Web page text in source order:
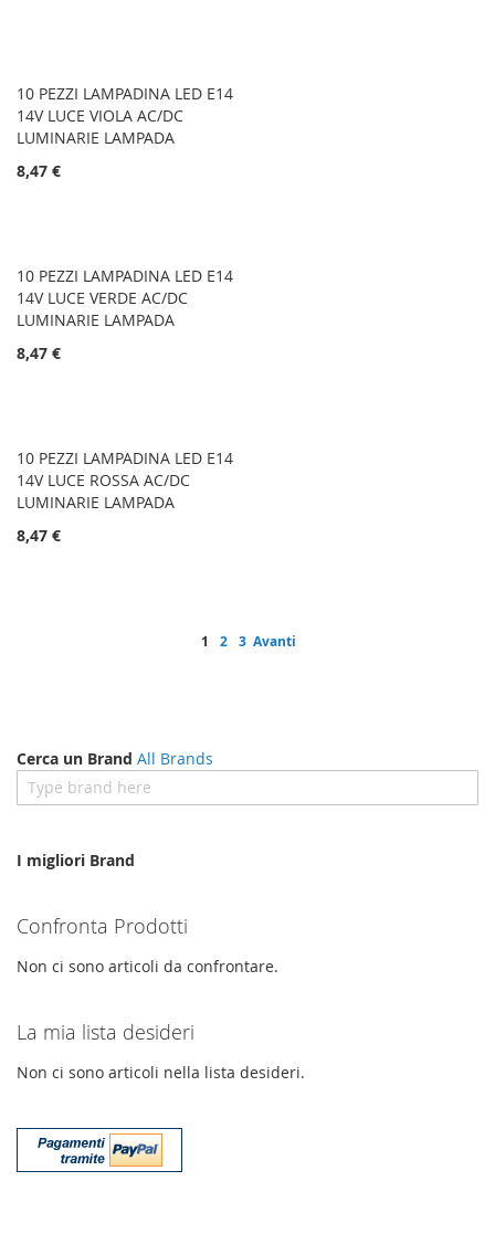
10 PEZZI LAMPADINA LED E14
14V LUCE VIOLA AC/DC
LUMINARIE LAMPADA
8,47 €
10 PEZZI LAMPADINA LED E14
14V LUCE VERDE AC/DC
LUMINARIE LAMPADA
8,47 €
10 PEZZI LAMPADINA LED E14
14V LUCE ROSSA AC/DC
LUMINARIE LAMPADA
8,47 €
Pagina
Attualmente stai leggendo la pagina
1 Pagina
2 Pagina
3 Pagina
Avanti
Cerca un Brand All Brands
I migliori Brand
Confronta Prodotti
Non ci sono articoli da confrontare.
La mia lista desideri
Non ci sono articoli nella lista desideri.